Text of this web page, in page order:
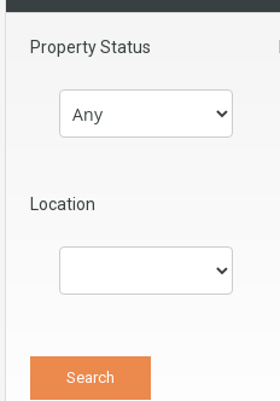
Property Status
Location